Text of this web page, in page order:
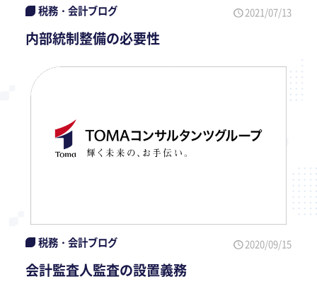
税務・会計ブログ 2021/07/13
内部統制整備の必要性
税務・会計ブログ 2020/09/15
会計監査人監査の設置義務